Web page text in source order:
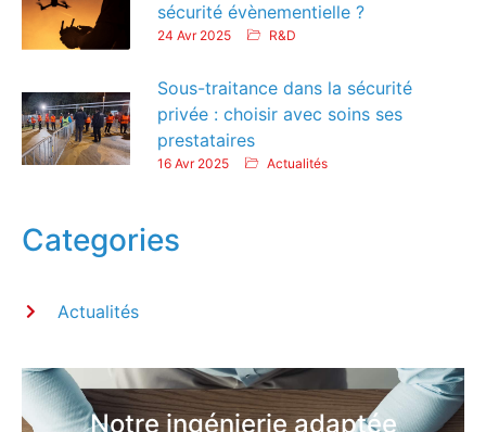
sécurité évènementielle ?
24 Avr 2025 R&D
Sous-traitance dans la sécurité
privée : choisir avec soins ses
prestataires
16 Avr 2025 Actualités
Categories
Actualités
Notre ingénierie adaptée